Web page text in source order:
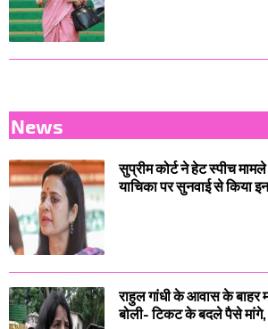
News
सुप्रीम कोर्ट ने हेट स्पीच
याचिका पर सुनवाई से किया
राहुल गांधी के आवास के बाहर
बोली- टिकट के बदले पैसे